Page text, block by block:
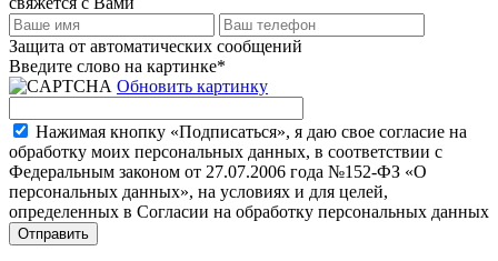
Защита от автоматических сообщений
Введите слово на картинке*
Обновить картинку
Нажимая кнопку «Подписаться», я даю свое согласие на
обработку моих персональных данных, в соответствии с
Федеральным законом от 27.07.2006 года №152-ФЗ «О
персональных данных», на условиях и для целей,
определенных в Согласии на обработку персональных данных